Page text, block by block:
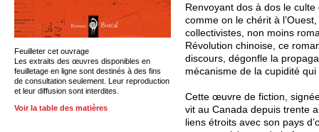
Feuilleter cet ouvrage
Les extraits des œuvres disponibles en
feuilletage en ligne sont destinés à des fins
de consultation seulement. Leur reproduction
et leur diffusion sont interdites.
Voir la table des matières
Renvoyant dos à dos le
comme on le chérit à
collectivistes, non moins
Révolution chinoise, ce
discours, dégonfle la
mécanisme de la cupidité
Cette œuvre de fiction,
vit au Canada depuis trente
liens étroits avec son pays